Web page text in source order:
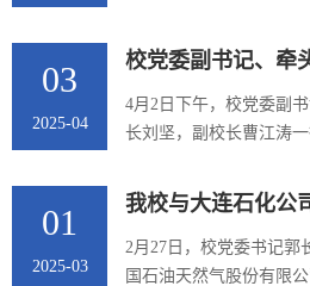
主任李伟参加了座谈。
校校友、公司党组成员
部副主任金海峰，科技
接待了我校一行。双方
行了深入座谈。闫国春
化工等全产业链业务，以
03
2025-04
4月2日下午，校党委副
长刘坚，副校长曹江涛
表达了学校的亲切问候
就，特别是近年来锚定
辽宁全面振兴新突破三
合改革，强化应用型人
01
2025-03
2月27日，校党委书记郭
国石油天然气股份有限